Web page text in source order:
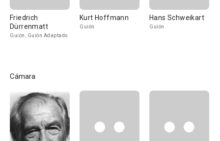
Friedrich
Dürrenmatt
Guión, Guión Adaptado
Kurt Hoffmann
Guión
Hans Schweikart
Guión
Cámara